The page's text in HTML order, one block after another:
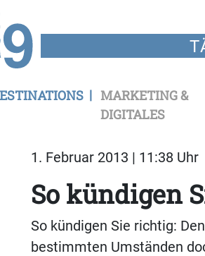
MARKETING &
DIGITALES
1. Februar 2013 | 11:38 Uhr
So kündigen
So kündigen Sie richtig:
bestimmten Umständen